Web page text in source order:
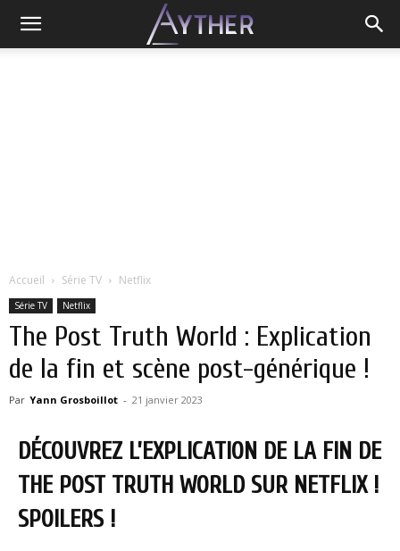
Accueil Série TV Netflix
Série TV Netflix
The Post Truth World : Explication
de la fin et scène post-générique !
Par Yann Grosboillot - 21 janvier 2023
DÉCOUVREZ L’EXPLICATION DE LA FIN DE
THE POST TRUTH WORLD SUR NETFLIX !
SPOILERS !